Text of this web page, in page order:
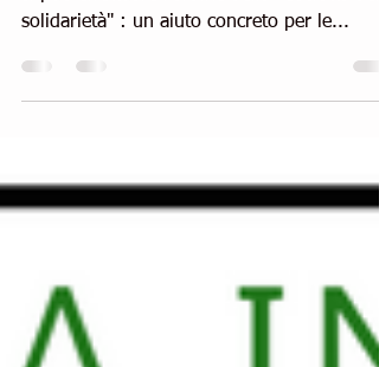
solidarietà
Grazie al nostro Gruppo di Acquisto
si può effettuare l'ordine della "Caciotta